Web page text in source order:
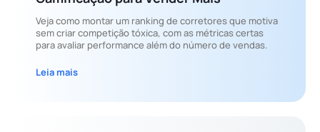
Veja como montar um ranking de corretores que motiva
sem criar competição tóxica, com as métricas certas
para avaliar performance além do número de vendas.
Leia mais